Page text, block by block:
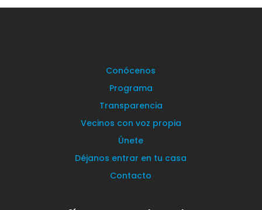
Conócenos
Programa
Transparencia
Vecinos con voz propia
Únete
Déjanos entrar en tu casa
Contacto